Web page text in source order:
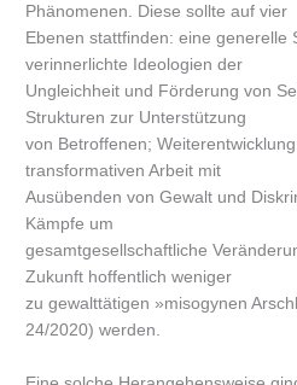
Phänomenen. Diese sollte auf vier
Ebenen stattfinden: eine generelle
verinnerlichte Ideologien der
Ungleichheit und Förderung von
Strukturen zur Unterstützung
von Betroffenen;
transformativen Arbeit mit
Ausübenden von Gewalt und
Kämpfe um
gesamtgesellschaftliche
Zukunft hoffentlich weniger
zu gewalttätigen »misogynen
24/2020) werden.